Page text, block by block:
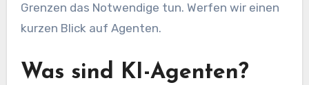
Grenzen das Notwendige tun. Werfen wir einen
kurzen Blick auf Agenten.
Was sind KI-Agenten?